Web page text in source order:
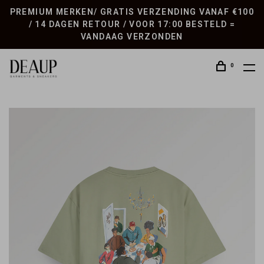
PREMIUM MERKEN/ GRATIS VERZENDING VANAF €100
/ 14 DAGEN RETOUR / VOOR 17:00 BESTELD =
VANDAAG VERZONDEN
0